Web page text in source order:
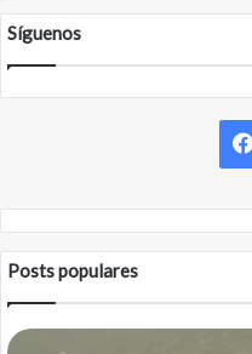
Síguenos
Posts populares